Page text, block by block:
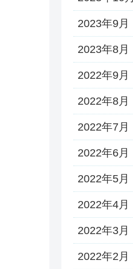
2023年9月
2023年8月
2022年9月
2022年8月
2022年7月
2022年6月
2022年5月
2022年4月
2022年3月
2022年2月